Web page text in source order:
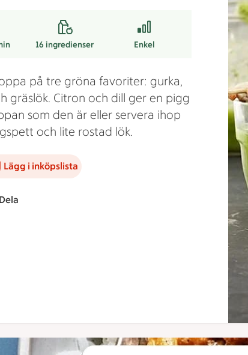
16ingredienser Enkel
på tre gröna favoriter: gurka,
gräslök. Citron och dill ger en pigg
som den är eller servera ihop
och lite rostad lök.
Lägg i inköpslista
Dela